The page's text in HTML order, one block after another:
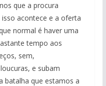
que a procura
acontece e a oferta
normal é haver uma
tempo aos
sem,
e subam
batalha que estamos a